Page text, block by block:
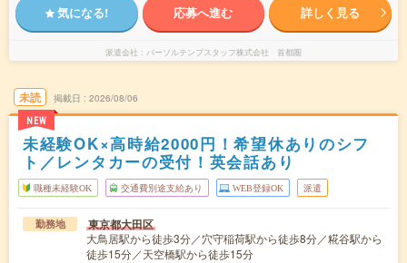
気になる! 応募へ進む 詳しく見る
派遣会社 パーソルテンプスタッフ株式会社 首都圏
未読
NEW
掲載日 2026/08/06
未経験OK×高時給2000円！希望休ありのシフ
ト／レンタカーの受付！英会話あり
職種未経験OK 交通費別途支給あり WEB登録OK 派遣
勤務地 東京都大田区
大鳥居駅から徒歩3分／穴守稲荷駅から徒歩8分／糀谷駅から
徒歩15分／天空橋駅から徒歩15分